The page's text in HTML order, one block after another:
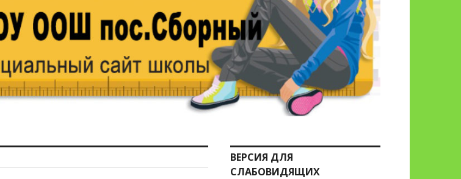
ВЕРСИЯ ДЛЯ
СЛАБОВИДЯЩИХ